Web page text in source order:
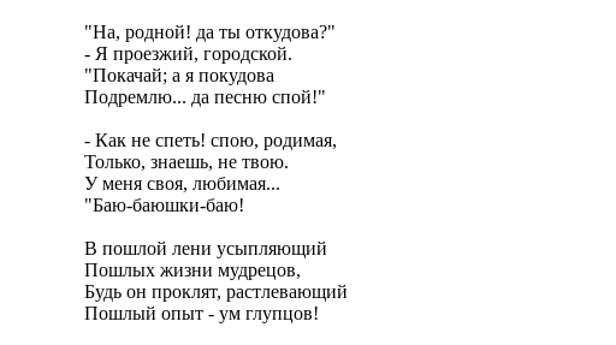
"На, родной! да ты откудова?"
- Я проезжий, городской.
"Покачай; а я покудова
Подремлю... да песню спой!"
- Как не спеть! спою, родимая,
Только, знаешь, не твою.
У меня своя, любимая...
"Баю-баюшки-баю!
В пошлой лени усыпляющий
Пошлых жизни мудрецов,
Будь он проклят, растлевающий
Пошлый опыт - ум глупцов!